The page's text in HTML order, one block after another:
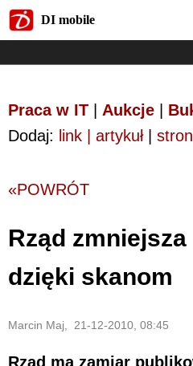
DI mobile
Praca w IT Aukcje
Dodaj: link | artykuł|
«POWRÓT
Rząd
dzięki skanom
Marcin Maj, 21-12-2010, 08:45
Rząd ma zamiar
DI mobile